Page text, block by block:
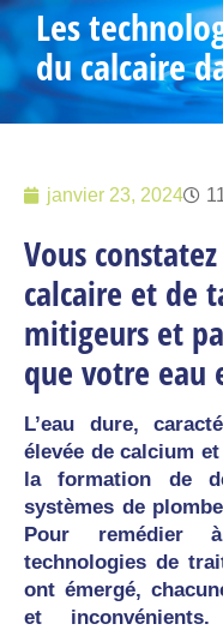
Les
du calcaire
janvier 23, 2024
Vous
calcaire et de
mitigeurs et
que votre eau
L’eau dure,
élevée de calcium
la formation de
systèmes de
Pour remédier
technologies de
ont émergé,
et